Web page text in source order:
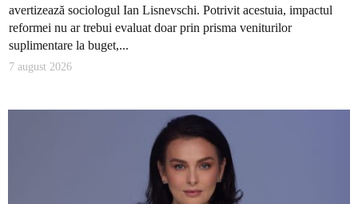
avertizează sociologul Ian Lisnevschi. Potrivit acestuia, impactul
reformei nu ar trebui evaluat doar prin prisma veniturilor
suplimentare la buget,...
7 august 2026